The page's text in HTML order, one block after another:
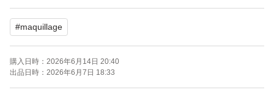
★ご購入後返信できない場合御座いますので直接発送後返
信させて頂きます。
★発送させて頂く商品は写真と違って新パッケージになる
場合御座います。ご了承下さいませ。
★1日から3日までに発送予定、日曜日発送しておりませ
#maquillage
購入日時： 2026年6月14日 20:40
出品日時： 2026年6月7日 18:33